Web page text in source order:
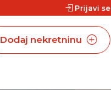
Prijavi se
Dodaj nekretninu